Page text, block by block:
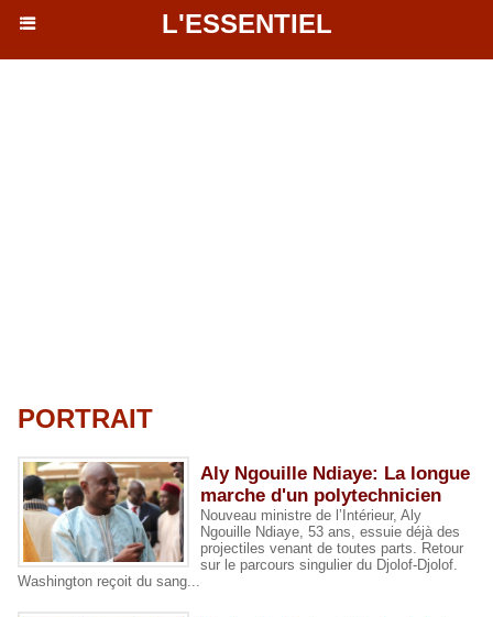
L'ESSENTIEL
PORTRAIT
Aly Ngouille Ndiaye: La longue
marche d'un polytechnicien
Nouveau ministre de l’Intérieur, Aly
Ngouille Ndiaye, 53 ans, essuie déjà des
projectiles venant de toutes parts. Retour
sur le parcours singulier du Djolof-Djolof.
Washington reçoit du sang...